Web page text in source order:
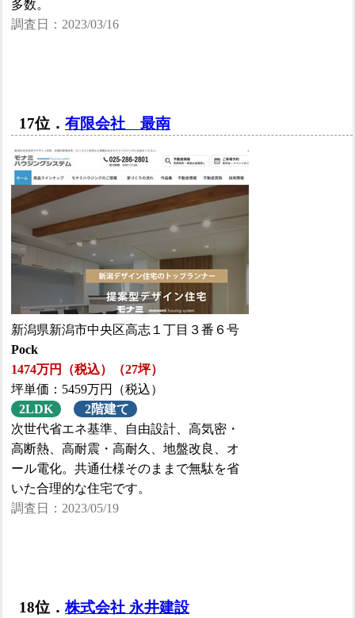
多数。
調査日：2023/03/16
17位．有限会社 最南
新潟県新潟市中央区高志１丁目３番６号
Pock
1474万円（税込）（27坪）
坪単価：5459万円（税込）
2LDK
2階建て
次世代省エネ基準、自由設計、高気密・
高断熱、高耐震・高耐久、地盤改良、オ
ール電化。共通仕様そのままで無駄を省
いた合理的な住宅です。
調査日：2023/05/19
18位．株式会社 永井建設